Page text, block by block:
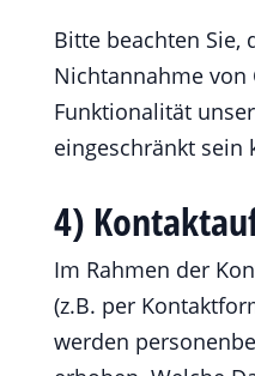
Bitte beachten Sie,
Nichtannahme von
Funktionalität
eingeschränkt sein
4)
Im Rahmen der
(z.B. per
werden